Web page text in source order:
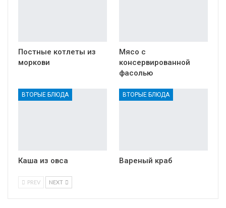
Постные котлеты из
моркови
Мясо с
консервированной
фасолью
ВТОРЫЕ БЛЮДА
Каша из овса
ВТОРЫЕ БЛЮДА
Вареный краб
PREV NEXT